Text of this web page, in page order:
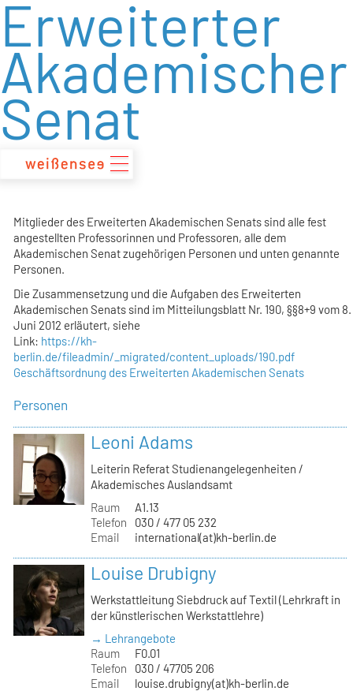
zum
Inhalt
Erweiterter
Akademischer
Senat
Mitglieder des Erweiterten Akademischen Senats sind alle fest
angestellten Professorinnen und Professoren, alle dem
Akademischen Senat zugehörigen Personen und unten genannte
Personen.
Die Zusammensetzung und die Aufgaben des Erweiterten
Akademischen Senats sind im Mitteilungsblatt Nr. 190, §§8+9 vom 8.
Juni 2012 erläutert, siehe
Link: https://kh-
berlin.de/fileadmin/_migrated/content_uploads/190.pdf
Geschäftsordnung des Erweiterten Akademischen Senats
Personen
Leoni Adams
Leiterin Referat Studienangelegenheiten /
Akademisches Auslandsamt
Raum
A1.13
Telefon
030 / 477 05 232
Email
international(at)kh-berlin.de
Louise Drubigny
Werkstattleitung Siebdruck auf Textil (Lehrkraft in
der künstlerischen Werkstattlehre)
→ Lehrangebote
Raum
F0.01
Telefon
030 / 47705 206
Email
louise.drubigny(at)kh-berlin.de